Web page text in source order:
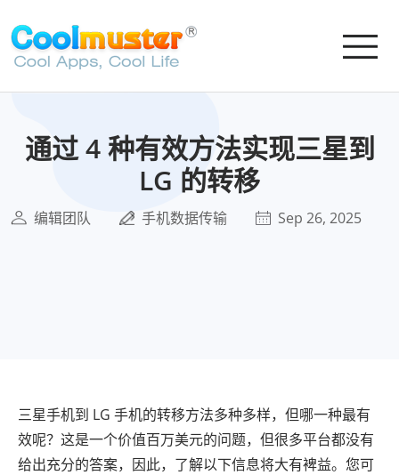
通过 4 种有效方法实现三星到
LG 的转移
编辑团队 手机数据传输 Sep 26, 2025
三星手机到 LG 手机的转移方法多种多样，但哪一种最有
效呢？这是一个价值百万美元的问题，但很多平台都没有
给出充分的答案，因此，了解以下信息将大有裨益。您可